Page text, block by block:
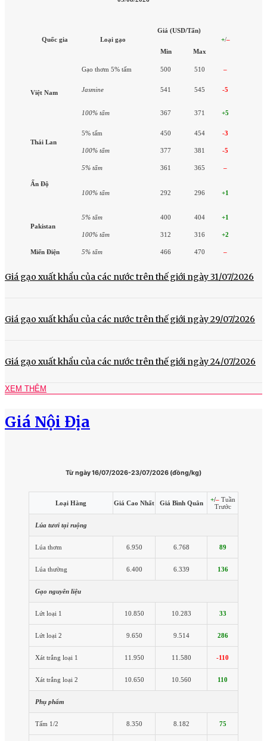
Quốc gia Loại gạo
Giá (USD/Tấn)
+/–
Min
Max
Việt Nam
Gạo thơm 5% tấm 500 510 –
Jasmine 541 545 -5
100% tấm 367 371 +5
Thái Lan
5% tấm 450 454 -3
100% tấm 377 381 -5
Ấn Độ
5% tấm 361 365 –
100% tấm 292 296 +1
Pakistan
5% tấm 400 404 +1
100% tấm 312 316 +2
Miến Điện 5% tấm 466 470 –
Giá gạo xuất khẩu của các nước trên thế giới ngày 31/07/2026
Giá gạo xuất khẩu của các nước trên thế giới ngày 29/07/2026
Giá gạo xuất khẩu của các nước trên thế giới ngày 24/07/2026
XEM THÊM
Giá Nội Địa
Từ ngày 16/07/2026-23/07/2026 (đồng/kg)
Loại Hàng Giá Cao Nhất Giá Bình Quân +/–Tuần
Trước
Lúa tươi tại ruộng
Lúa thơm 6.950 6.768 89
Lúa thường 6.400 6.339 136
Gạo nguyên liệu
Lứt loại 1 10.850 10.283 33
Lứt loại 2 9.650 9.514 286
Xát trắng loại 1 11.950 11.580 -110
Xát trắng loại 2 10.650 10.560 110
Phụ phẩm
Tấm 1/2 8.350 8.182 75